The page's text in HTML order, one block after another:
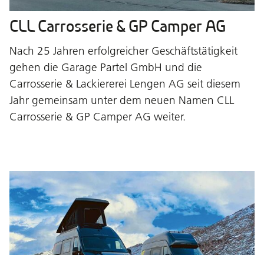
CLL Carrosserie & GP Camper AG
Nach 25 Jahren erfolgreicher Geschäftstätigkeit
gehen die Garage Partel GmbH und die
Carrosserie & Lackiererei Lengen AG seit diesem
Jahr gemeinsam unter dem neuen Namen CLL
Carrosserie & GP Camper AG weiter.